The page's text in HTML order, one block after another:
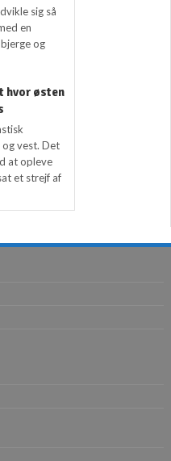
sig så
en
og
hvor østen
vest. Det
at opleve
et strejf af